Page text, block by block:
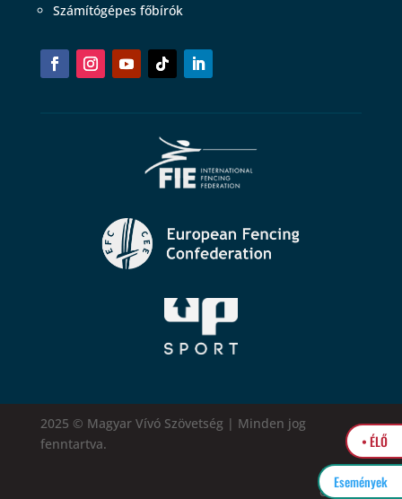
Számítógépes főbírók
2025 © Magyar Vívó Szövetség | Minden jog
fenntartva.
easytel
• ÉLŐ
Események